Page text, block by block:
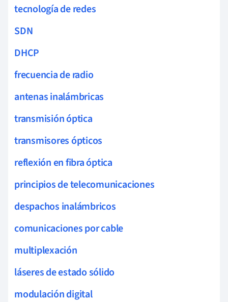
tecnología de redes
SDN
DHCP
frecuencia de radio
antenas inalámbricas
transmisión óptica
transmisores ópticos
reflexión en fibra óptica
principios de telecomunicaciones
despachos inalámbricos
comunicaciones por cable
multiplexación
láseres de estado sólido
modulación digital